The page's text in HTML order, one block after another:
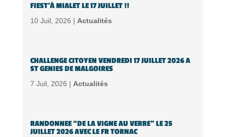
FIEST’À MIALET LE 17 JUILLET !!
10 Juil, 2026 | Actualités
CHALLENGE CITOYEN VENDREDI 17 JUILLET 2026 A
ST GENIES DE MALGOIRES
7 Juil, 2026 | Actualités
RANDONNEE “DE LA VIGNE AU VERRE” LE 25
JUILLET 2026 AVEC LE FR TORNAC